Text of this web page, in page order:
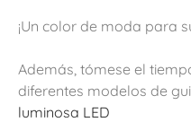
¡Un color de moda para
Además, tómese el
diferentes modelos de
luminosa LED